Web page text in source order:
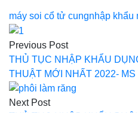
máy soi cổ tử cungnhập khẩu
Điều
hướng
bài
viết
Previous Post
THỦ TỤC NHẬP KHẨU
THUẬT MỚI NHẤT 2022-
Next Post